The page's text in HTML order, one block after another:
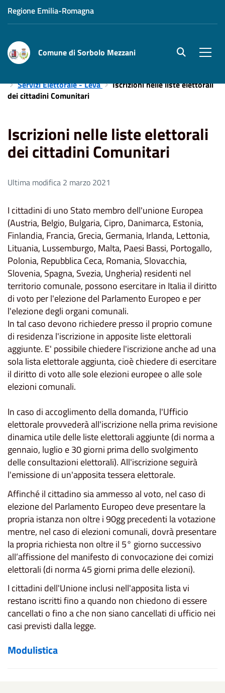
Regione Emilia-Romagna
Comune di Sorbolo Mezzani site.searc
Servizi Elettorale - Leva
Iscrizioni nelle liste elettorali
dei cittadini Comunitari
Iscrizioni nelle liste elettorali
dei cittadini Comunitari
Ultima modifica 2 marzo 2021
I cittadini di uno Stato membro dell'unione Europea
(Austria, Belgio, Bulgaria, Cipro, Danimarca, Estonia,
Finlandia, Francia, Grecia, Germania, Irlanda, Lettonia,
Lituania, Lussemburgo, Malta, Paesi Bassi, Portogallo,
Polonia, Repubblica Ceca, Romania, Slovacchia,
Slovenia, Spagna, Svezia, Ungheria) residenti nel
territorio comunale, possono esercitare in Italia il diritto
di voto per l'elezione del Parlamento Europeo e per
l'elezione degli organi comunali.
In tal caso devono richiedere presso il proprio comune
di residenza l'iscrizione in apposite liste elettorali
aggiunte. E' possibile chiedere l'iscrizione anche ad una
sola lista elettorale aggiunta, cioè chiedere di esercitare
il diritto di voto alle sole elezioni europee o alle sole
elezioni comunali.
In caso di accoglimento della domanda, l'Ufficio
elettorale provvederà all'iscrizione nella prima revisione
dinamica utile delle liste elettorali aggiunte (di norma a
gennaio, luglio e 30 giorni prima dello svolgimento
delle consultazioni elettorali). All'iscrizione seguirà
l'emissione di un'apposita tessera elettorale.
Affinché il cittadino sia ammesso al voto, nel caso di
elezione del Parlamento Europeo deve presentare la
propria istanza non oltre i 90gg precedenti la votazione
mentre, nel caso di elezioni comunali, dovrà presentare
la propria richiesta non oltre il 5° giorno successivo
all’affissione del manifesto di convocazione dei comizi
elettorali (di norma 45 giorni prima delle elezioni).
I cittadini dell'Unione inclusi nell'apposita lista vi
restano iscritti fino a quando non chiedono di essere
cancellati o fino a che non siano cancellati di ufficio nei
casi previsti dalla legge.
Modulistica